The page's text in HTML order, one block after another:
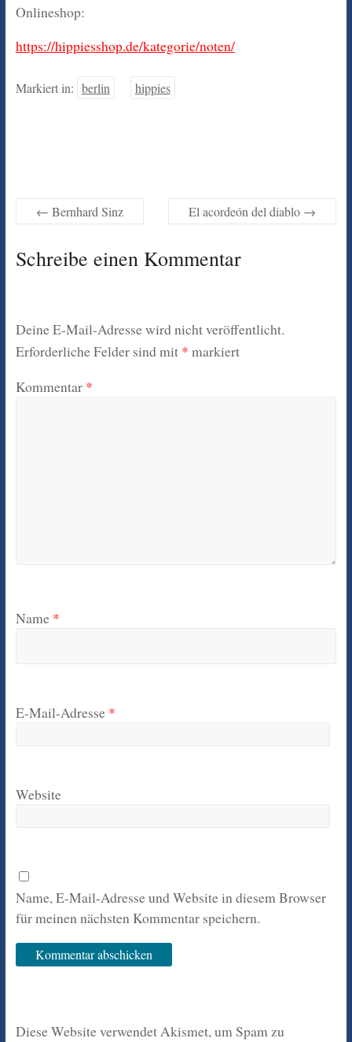
Onlineshop:
https://hippiesshop.de/kategorie/noten/
Markiert in: berlin hippies
← Bernhard Sinz El acordeón del diablo →
Schreibe einen Kommentar
Deine E-Mail-Adresse wird nicht veröffentlicht.
Erforderliche Felder sind mit * markiert
Kommentar *
Name *
E-Mail-Adresse *
Website
Name, E-Mail-Adresse und Website in diesem Browser
für meinen nächsten Kommentar speichern.
Diese Website verwendet Akismet, um Spam zu